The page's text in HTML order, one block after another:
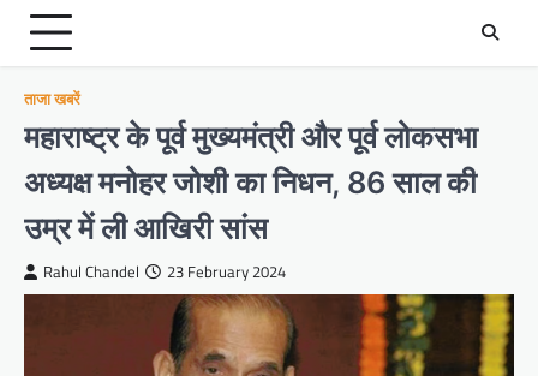
ताजा खबरें
महाराष्ट्र के पूर्व मुख्यमंत्री और पूर्व लोकसभा
अध्यक्ष मनोहर जोशी का निधन, 86 साल की
उम्र में ली आखिरी सांस
Rahul Chandel 23 February 2024